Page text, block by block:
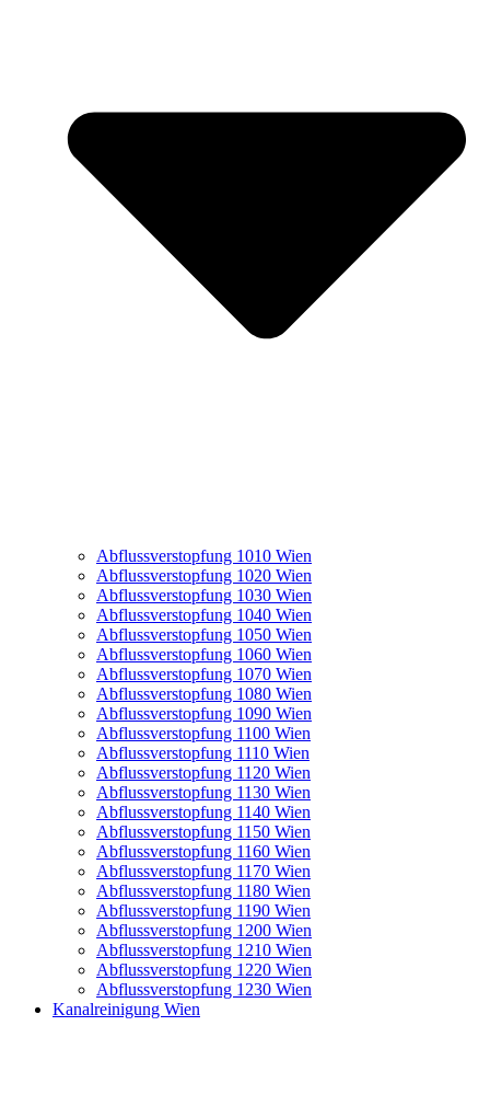
Abflussverstopfung 1010 Wien
Abflussverstopfung 1020 Wien
Abflussverstopfung 1030 Wien
Abflussverstopfung 1040 Wien
Abflussverstopfung 1050 Wien
Abflussverstopfung 1060 Wien
Abflussverstopfung 1070 Wien
Abflussverstopfung 1080 Wien
Abflussverstopfung 1090 Wien
Abflussverstopfung 1100 Wien
Abflussverstopfung 1110 Wien
Abflussverstopfung 1120 Wien
Abflussverstopfung 1130 Wien
Abflussverstopfung 1140 Wien
Abflussverstopfung 1150 Wien
Abflussverstopfung 1160 Wien
Abflussverstopfung 1170 Wien
Abflussverstopfung 1180 Wien
Abflussverstopfung 1190 Wien
Abflussverstopfung 1200 Wien
Abflussverstopfung 1210 Wien
Abflussverstopfung 1220 Wien
Abflussverstopfung 1230 Wien
Kanalreinigung Wien